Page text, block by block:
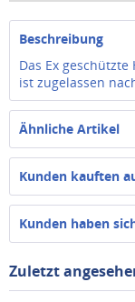
Beschreibung
Das Ex
ist zugelassen
Ähnliche Artikel
Kunden kauften
Kunden haben
Zuletzt